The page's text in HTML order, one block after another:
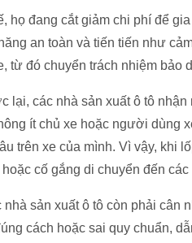
họ đang cắt giảm chi phí để
an toàn và tiến tiến như
từ đó chuyển trách nhiệm bảo
lại, các nhà sản xuất ô tô
ít chủ xe hoặc người dùng
trên xe của mình. Vì vậy, khi
cố gắng di chuyển đến
nhà sản xuất ô tô còn phải cân
cách hoặc sai quy chuẩn,